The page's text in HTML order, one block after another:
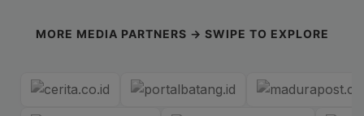
MORE MEDIA PARTNERS → SWIPE TO EXPLORE